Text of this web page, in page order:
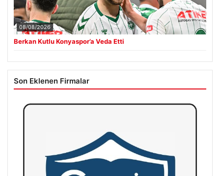
08/08/2026
Berkan Kutlu Konyaspor’a Veda Etti
Son Eklenen Firmalar